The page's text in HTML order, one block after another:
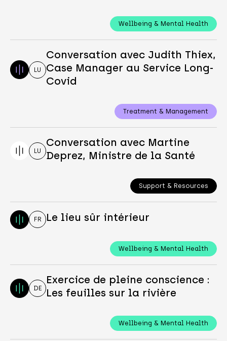
Wellbeing & Mental Health
LU
Conversation avec Judith Thiex,
Case Manager au Service Long-
Covid
Treatment & Management
LU
Conversation avec Martine
Deprez, Ministre de la Santé
Support & Resources
FR Le lieu sûr intérieur
Wellbeing & Mental Health
DE
Exercice de pleine conscience :
Les feuilles sur la rivière
Wellbeing & Mental Health